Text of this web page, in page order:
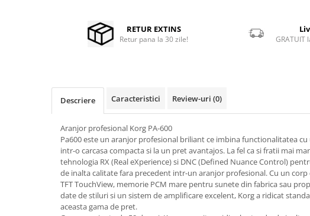
Microfoane lavaliera si headset
Microfoane podcast, USB, iOS /
Microfoane pt instalatii si
Microfoane Ribbon
Microfoane stereo
Microfoane Suspendabile
Microfoane wireless si sisteme
Stative de microfon
Studio si inregistrari
Accesorii de microfoane
RETUR EXTINS
Retur pana la 30 zile! GRATUIT
Descriere Caracteristici Review-uri (0)
Aranjor profesional Korg PA-600
Pa600 este un aranjor profesional briliant ce imbina functionalitatea
intr-o carcasa compacta si la un pret avantajos. La fel ca si fratii mai
tehnologia RX (Real eXperience) si DNC (Defined Nuance Control)
de inalta calitate fara precedent intr-un aranjor profesional. Cu un corp
TFT TouchView, memorie PCM mare pentru sunete din fabrica sau
date de stiluri si un sistem de amplificare excelent, Korg a ridicat
aceasta gama de pret.